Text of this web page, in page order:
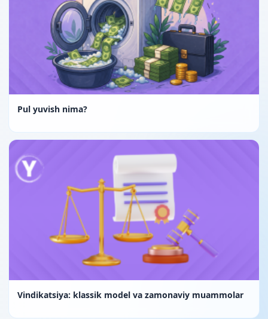
Pul yuvish nima?
Vindikatsiya: klassik model va zamonaviy muammolar